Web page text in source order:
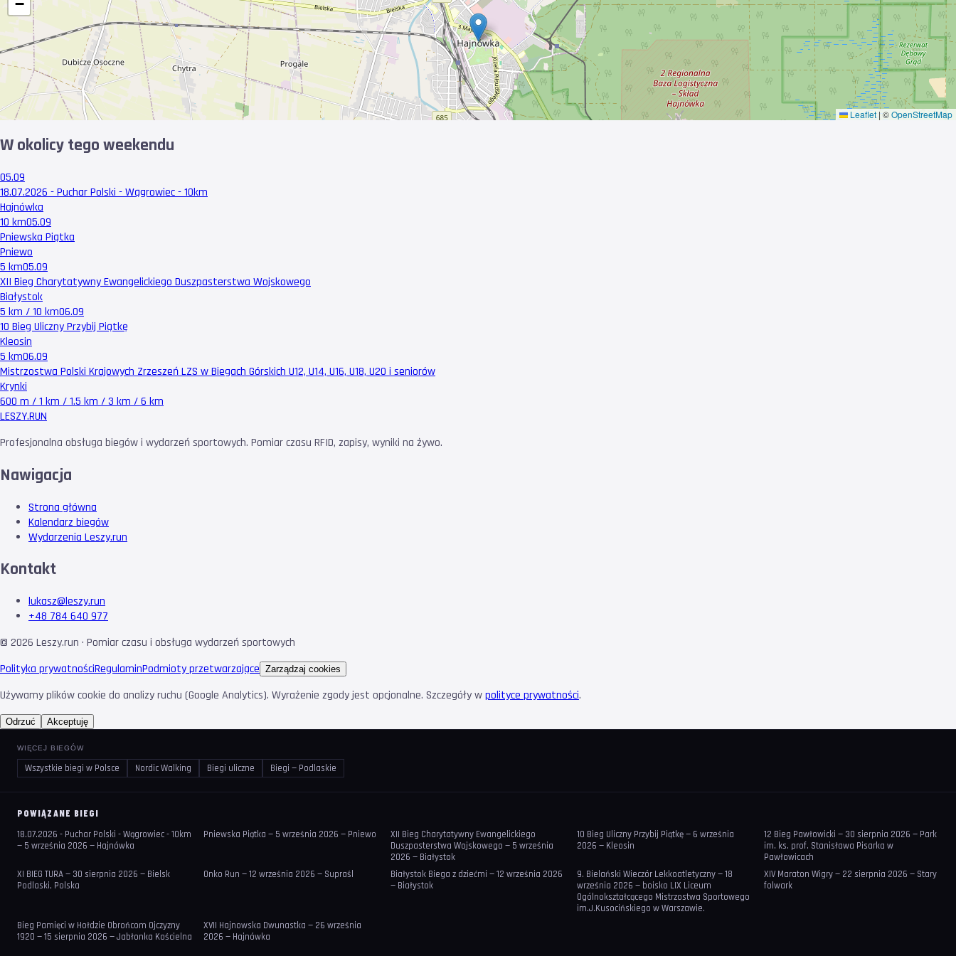
−
Leaflet |©OpenStreetMap
W okolicy tego weekendu
05.09
18.07.2026 - Puchar Polski - Wągrowiec - 10km
Hajnówka
10 km05.09
Pniewska Piątka
Pniewo
5 km05.09
XII Bieg Charytatywny Ewangelickiego Duszpasterstwa Wojskowego
Białystok
5 km / 10 km06.09
10 Bieg Uliczny Przybij Piątkę
Kleosin
5 km06.09
Mistrzostwa Polski Krajowych Zrzeszeń LZS w Biegach Górskich U12, U14, U16, U18, U20 i seniorów
Krynki
600 m / 1 km / 1.5 km / 3 km / 6 km
LESZY.RUN
Profesjonalna obsługa biegów i wydarzeń sportowych. Pomiar czasu RFID, zapisy, wyniki na żywo.
Nawigacja
Strona główna
Kalendarz biegów
Wydarzenia Leszy.run
Kontakt
lukasz@leszy.run
+48 784 640 977
© 2026 Leszy.run · Pomiar czasu i obsługa wydarzeń sportowych
Polityka prywatnościRegulaminPodmioty przetwarzające Zarządzaj cookies
Używamy plików cookie do analizy ruchu (Google Analytics). Wyrażenie zgody jest opcjonalne. Szczegóły wpolityce prywatności.
Odrzuć Akceptuję
WIĘCEJ BIEGÓW
Wszystkie biegi w Polsce Nordic Walking Biegi uliczne Biegi — Podlaskie
POWIĄZANE BIEGI
18.07.2026 - Puchar Polski - Wągrowiec - 10km
— 5 września 2026 — Hajnówka
Pniewska Piątka — 5 września 2026 — Pniewo
XII Bieg Charytatywny Ewangelickiego
Duszpasterstwa Wojskowego — 5 września
2026 — Białystok
10 Bieg Uliczny Przybij Piątkę — 6 września
2026 — Kleosin
12 Bieg Pawłowicki — 30 sierpnia 2026 — Park
im. ks. prof. Stanisława Pisarka w
Pawłowicach
XI BIEG TURA — 30 sierpnia 2026 — Bielsk
Podlaski, Polska
Onko Run — 12 września 2026 — Supraśl
Białystok Biega z dziećmi — 12 września 2026
— Białystok
9. Bielański Wieczór Lekkoatletyczny — 18
września 2026 — boisko LIX Liceum
Ogólnokształcącego Mistrzostwa Sportowego
im.J.Kusocińskiego w Warszawie.
XIV Maraton Wigry — 22 sierpnia 2026 — Stary
folwark
Bieg Pamięci w Hołdzie Obrońcom Ojczyzny
1920 — 15 sierpnia 2026 — Jabłonka Kościelna
XVII Hajnowska Dwunastka — 26 września
2026 — Hajnówka